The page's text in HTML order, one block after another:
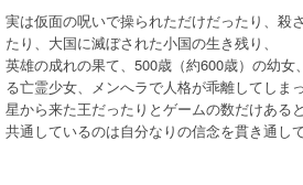
実は仮面の呪いで操られただけだったり、殺
たり、大国に滅ぼされた小国の生き残り、
英雄の成れの果て、500歳（約600歳）の幼女
る亡霊少女、メンへラで人格が乖離してしま
星から来た王だったりとゲームの数だけある
共通しているのは自分なりの信念を貫き通し